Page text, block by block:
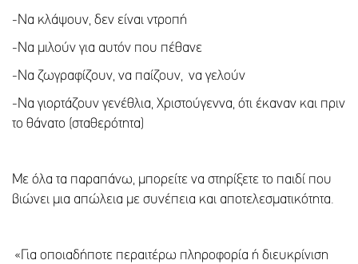
-Να κλάψουν, δεν είναι ντροπή
-Να μιλούν για αυτόν που πέθανε
-Να ζωγραφίζουν, να παίζουν, να γελούν
-Να γιορτάζουν γενέθλια, Χριστούγεννα, ότι έκαναν και πριν
το θάνατο (σταθερότητα)
Με όλα τα παραπάνω, μπορείτε να στηρίξετε το παιδί που
βιώνει μια απώλεια με συνέπεια και αποτελεσματικότητα.
«Για οποιαδήποτε περαιτέρω πληροφορία ή διευκρίνιση